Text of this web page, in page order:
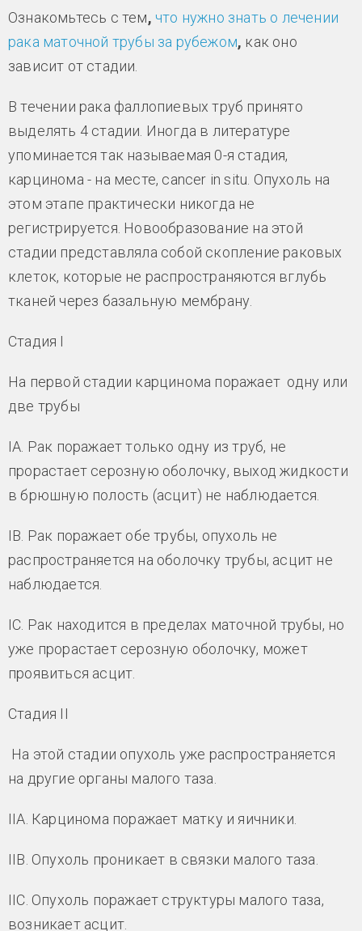
Ознакомьтесь с тем,что нужно знать о лечении
рака маточной трубы за рубежом, как оно
зависит от стадии.
В течении рака фаллопиевых труб принято
выделять 4 стадии. Иногда в литературе
упоминается так называемая 0-я стадия,
карцинома - на месте, cancer in situ. Опухоль на
этом этапе практически никогда не
регистрируется. Новообразование на этой
стадии представляла собой скопление раковых
клеток, которые не распространяются вглубь
тканей через базальную мембрану.
Стадия I
На первой стадии карцинома поражает одну или
две трубы
IA. Рак поражает только одну из труб, не
прорастает серозную оболочку, выход жидкости
в брюшную полость (асцит) не наблюдается.
IB. Рак поражает обе трубы, опухоль не
распространяется на оболочку трубы, асцит не
наблюдается.
IC. Рак находится в пределах маточной трубы, но
уже прорастает серозную оболочку, может
проявиться асцит.
Стадия II
На этой стадии опухоль уже распространяется
на другие органы малого таза.
IIA. Карцинома поражает матку и яичники.
IIB. Опухоль проникает в связки малого таза.
IIC. Опухоль поражает структуры малого таза,
возникает асцит.